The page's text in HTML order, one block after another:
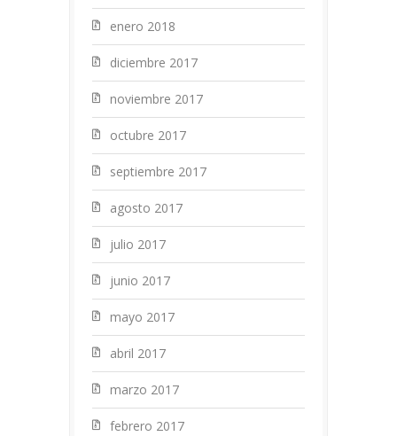
enero 2018
diciembre 2017
noviembre 2017
octubre 2017
septiembre 2017
agosto 2017
julio 2017
junio 2017
mayo 2017
abril 2017
marzo 2017
febrero 2017